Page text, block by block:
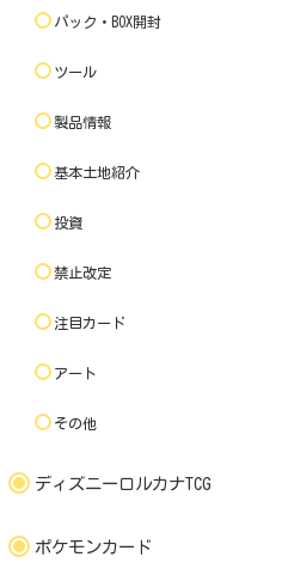
パック・BOX開封
ツール
製品情報
基本土地紹介
投資
禁止改定
注目カード
アート
その他
ディズニーロルカナTCG
ポケモンカード